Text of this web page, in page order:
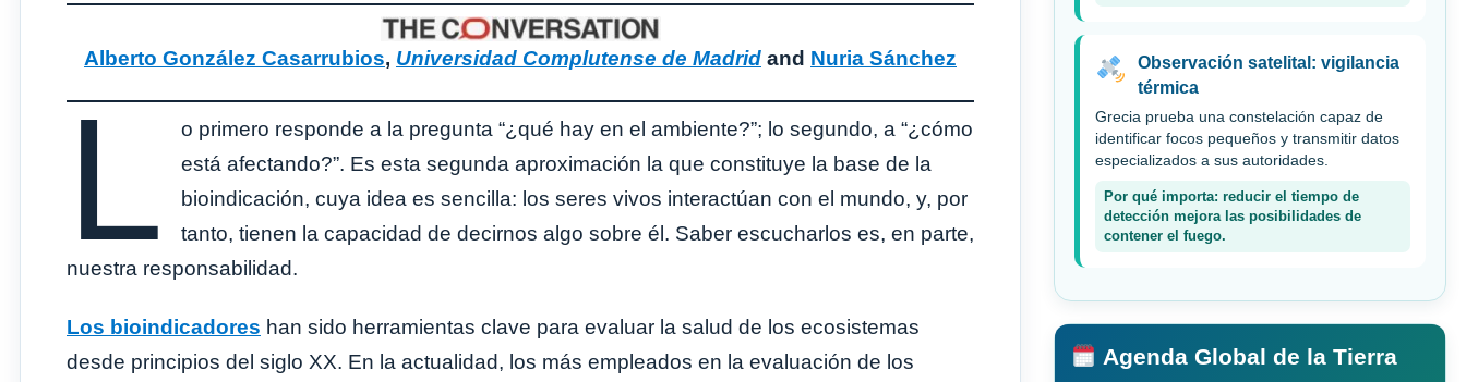
Alberto González Casarrubios, Universidad Complutense de Madrid and Nuria Sánchez
L
o primero responde a la pregunta “¿qué hay en el ambiente?”; lo segundo, a “¿cómo
está afectando?”. Es esta segunda aproximación la que constituye la base de la
bioindicación, cuya idea es sencilla: los seres vivos interactúan con el mundo, y, por
tanto, tienen la capacidad de decirnos algo sobre él. Saber escucharlos es, en parte,
nuestra responsabilidad.
Los bioindicadores han sido herramientas clave para evaluar la salud de los ecosistemas
desde principios del siglo XX. En la actualidad, los más empleados en la evaluación de los
Observación satelital: vigilancia
térmica
Grecia prueba una constelación capaz de
identificar focos pequeños y transmitir datos
especializados a sus autoridades.
Por qué importa: reducir el tiempo de
detección mejora las posibilidades de
contener el fuego.
Agenda Global de la Tierra